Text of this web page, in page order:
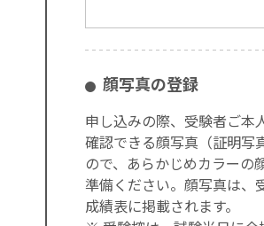
顔写真の登録
申し込みの際、受験者ご本
確認できる顔写真（証明写
ので、あらかじめカラーの
準備ください。顔写真は、
成績表に掲載されます。